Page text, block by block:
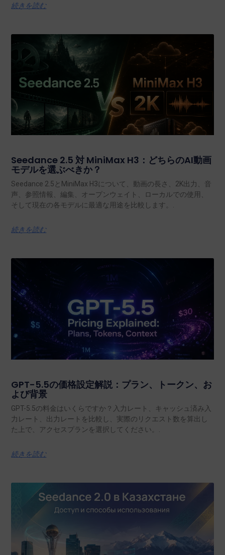
続きを読む
Seedance 2.5 対 MiniMax H3：どちらのAI動画
モデルを選ぶべきか？
Seedance 2.5とMiniMax H3について、動画の長さ、2K出力、音
声、参照情報、編集、オープンウェイト、ローカルでの使用、
そして現在の各モデルに最適な用途を比較します。.
続きを読む
GPT-5.5の価格設定解説：プラン、トークン、お
よび背景
GPT-5.5の料金はいくらですか？入力レート、キャッシュ済み入
力レート、出力レートを比較し、実際のリクエスト数を算出し
た上で、アクセスプランを選択してください。.
続きを読む